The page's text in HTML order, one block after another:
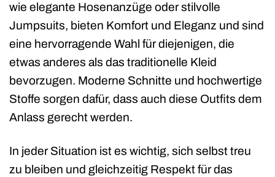
wie elegante Hosenanzüge oder stilvolle
Jumpsuits, bieten Komfort und Eleganz und sind
eine hervorragende Wahl für diejenigen, die
etwas anderes als das traditionelle Kleid
bevorzugen. Moderne Schnitte und hochwertige
Stoffe sorgen dafür, dass auch diese Outfits dem
Anlass gerecht werden.
In jeder Situation ist es wichtig, sich selbst treu
zu bleiben und gleichzeitig Respekt für das